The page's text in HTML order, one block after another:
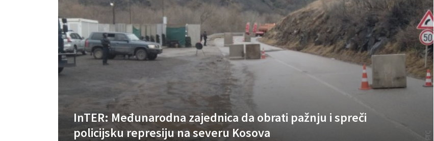
InTER: Međunarodna zajednica da obrati pažnju i spreči
policijsku represiju na severu Kosova